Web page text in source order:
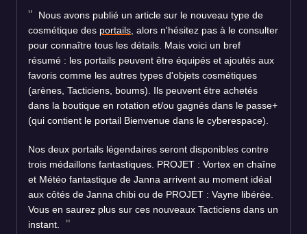
Nous avons publié un article sur le nouveau type de
cosmétique des portails , alors n'hésitez pas à le consulter
pour connaître tous les détails. Mais voici un bref
résumé : les portails peuvent être équipés et ajoutés aux
favoris comme les autres types d'objets cosmétiques
(arènes, Tacticiens, boums). Ils peuvent être achetés
dans la boutique en rotation et/ou gagnés dans le passe+
(qui contient le portail Bienvenue dans le cyberespace).
Nos deux portails légendaires seront disponibles contre
trois médaillons fantastiques. PROJET : Vortex en chaîne
et Météo fantastique de Janna arrivent au moment idéal
aux côtés de Janna chibi ou de PROJET : Vayne libérée.
Vous en saurez plus sur ces nouveaux Tacticiens dans un
instant.